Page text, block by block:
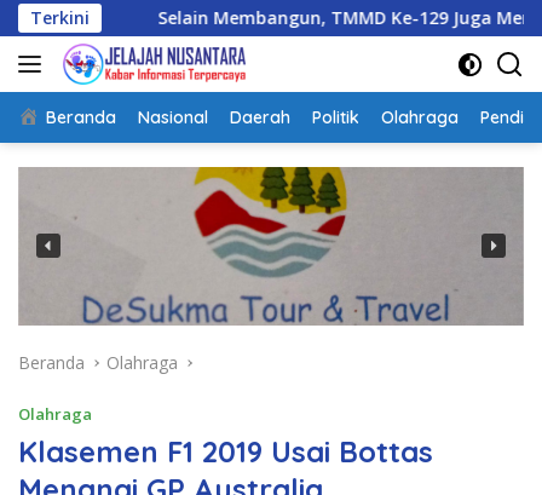
Langsung
ke
konten
Terkini
Selain Membangun, TMMD Ke-129 Juga Menanam
Beranda Nasional Daerah Politik Olahraga
Beranda Olahraga
Olahraga
Klasemen F1 2019 Usai Bottas